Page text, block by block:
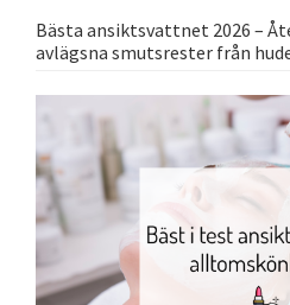
Bästa ansiktsvattnet 2026 –
avlägsna smutsrester från